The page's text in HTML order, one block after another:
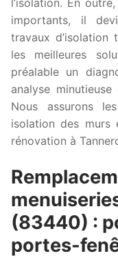
l’isolation. En
importants, il
travaux d’isolation
les meilleures
préalable un
analyse
Nous assurons
isolation des murs
rénovation à
(83440) :
portes-